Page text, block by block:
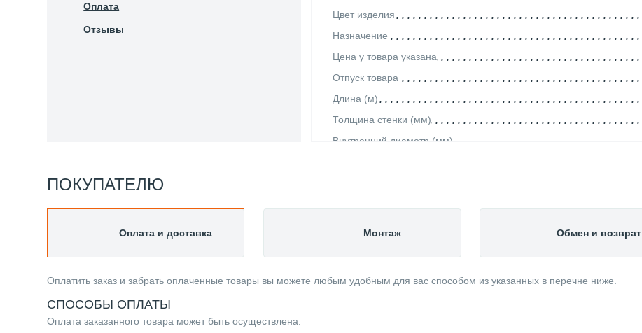
Цвет изделия
Назначение
Цена у товара указана
Отпуск товара
Длина (м)
Толщина стенки (мм)
Внутренний диаметр (мм)
Оплата
Отзывы
ПОКУПАТЕЛЮ
Оплата и доставка
Оплатить заказ и забрать оплаченные товары вы можете любым удобным для вас способом из указанных в перечне ниже.
СПОСОБЫ ОПЛАТЫ
Оплата заказанного товара может быть осуществлена:
Монтаж Обмен и возврат